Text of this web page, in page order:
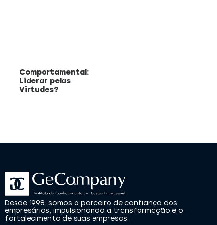
Comportamental:
Liderar pelas
Virtudes?
Desde 1998, somos o parceiro de confiança dos
empresários, impulsionando a transformação e o
fortalecimento de suas empresas.